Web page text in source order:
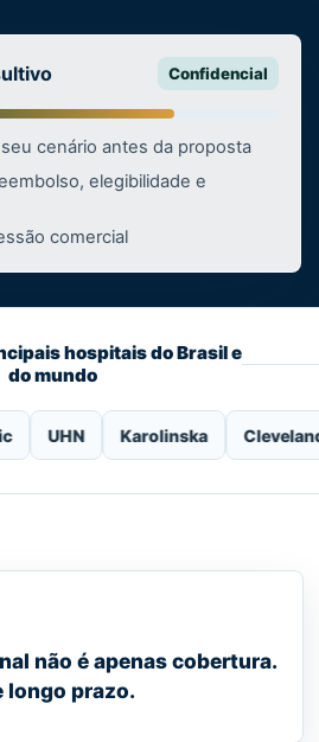
Confidencial
cenário antes da proposta
elegibilidade e
comercial
hospitais do Brasil e
do mundo
Karolinska Cleveland Clinic
não é apenas cobertura.
longo prazo.